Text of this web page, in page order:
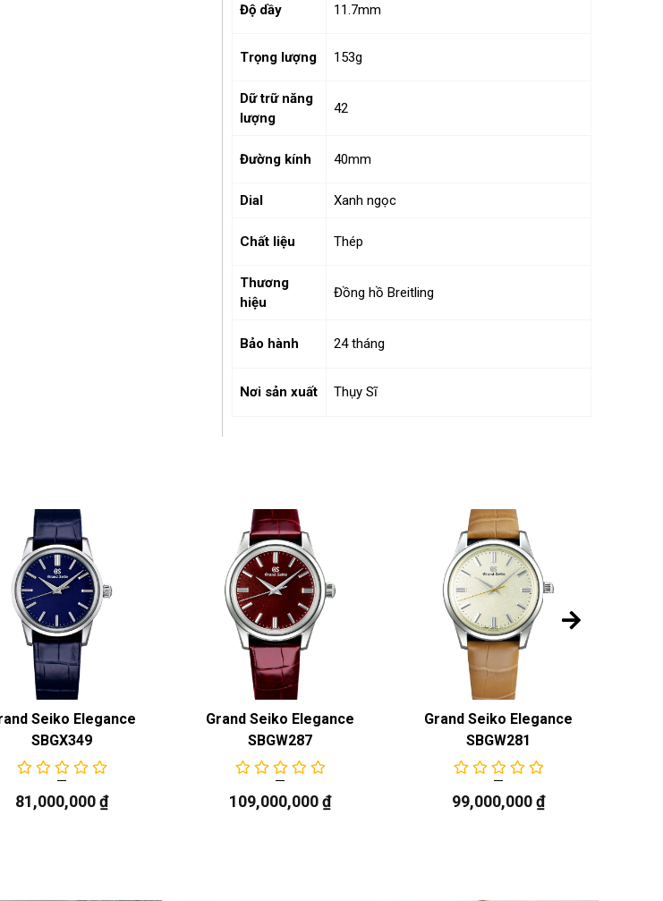
Độ dầy 11.7mm
Trọng lượng 153g
Dữ trữ năng
lượng
42
Đường kính 40mm
Dial Xanh ngọc
Chất liệu Thép
Thương
hiệu
Đồng hồ Breitling
Bảo hành 24 tháng
Nơi sản xuất Thụy Sĩ
Seiko Elegance
SBGX349
81,000,000₫
Grand Seiko Elegance
SBGW287
109,000,000₫
Grand Seiko Elegance
SBGW281
99,000,000₫